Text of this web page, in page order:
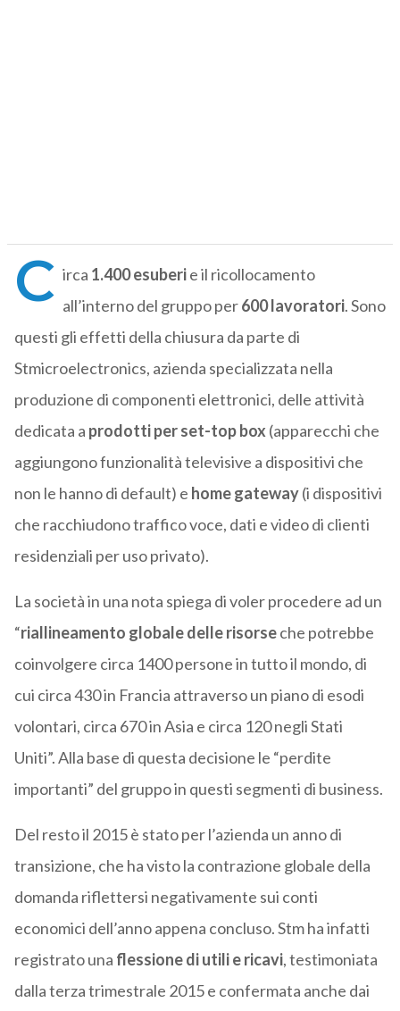
C irca 1.400 esuberie il ricollocamento
all’interno del gruppo per600 lavoratori. Sono
questi gli effetti della chiusura da parte di
Stmicroelectronics, azienda specializzata nella
produzione di componenti elettronici, delle attività
dedicata a prodotti per set-top box(apparecchi che
aggiungono funzionalità televisive a dispositivi che
non le hanno di default) e home gateway(i dispositivi
che racchiudono traffico voce, dati e video di clienti
residenziali per uso privato).
La società in una nota spiega di voler procedere ad un
“riallineamento globale delle risorseche potrebbe
coinvolgere circa 1400 persone in tutto il mondo, di
cui circa 430 in Francia attraverso un piano di esodi
volontari, circa 670 in Asia e circa 120 negli Stati
Uniti”. Alla base di questa decisione le “perdite
importanti” del gruppo in questi segmenti di business.
Del resto il 2015 è stato per l’azienda un anno di
transizione, che ha visto la contrazione globale della
domanda riflettersi negativamente sui conti
economici dell’anno appena concluso. Stm ha infatti
registrato una flessione di utili e ricavi, testimoniata
dalla terza trimestrale 2015 e confermata anche dai